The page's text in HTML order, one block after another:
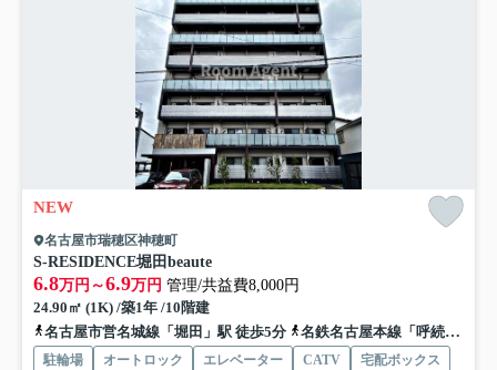
NEW
名古屋市瑞穂区神穂町
S-RESIDENCE堀田beaute
6.8万円～6.9万円 管理/共益費8,000円
24.90㎡ (1K) /築1年 /10階建
名古屋市営名城線「堀田」駅 徒歩5分
名鉄名古屋本線「呼続」駅 徒歩11分
駐輪場 オートロック エレベーター CATV
宅配ボックス